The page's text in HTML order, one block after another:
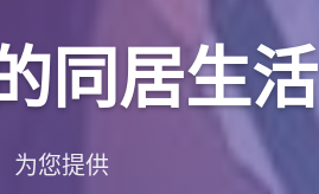
同居生活
为您提供